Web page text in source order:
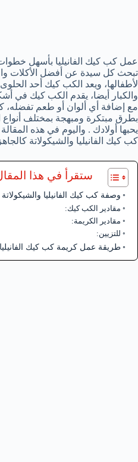
عمل كب كيك الفانيليا بأسهل
تبحث كل سيدة عن أفضل الأكلات
لأطفالها، ويعد الكب كيك أحد
والكبار أيضا، يقدم الكب كيك في
مع إضافة أي ألوان أو طعم تفضله،
بطرق مبتكرة ومبهجة بمختلف أنواع
يحبها أولادك . واليوم في هذه
كب كيك الفانيليا والشيكولاتة
ستقرأ في هذا
وصفة كب كيك الفانيليا والشيكولاتة
مقادير الكب كيك:
مقادير الكريمة:
للتزيين:
طريقة عمل كريمة كب كيك